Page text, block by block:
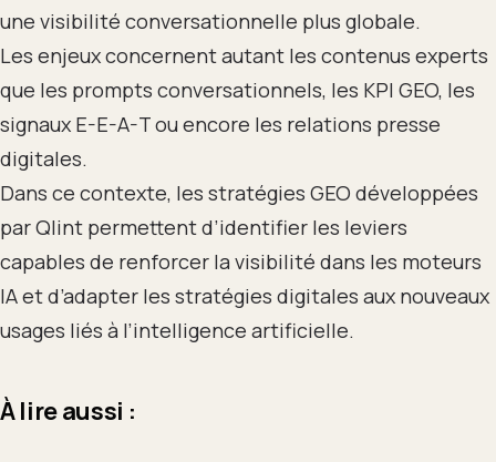
une visibilité conversationnelle plus globale.
Les enjeux concernent autant les contenus experts
que les prompts conversationnels, les KPI GEO, les
signaux E-E-A-T ou encore les relations presse
digitales.
Dans ce contexte, les stratégies GEO développées
par Qlint permettent d’identifier les leviers
capables de renforcer la visibilité dans les moteurs
IA et d’adapter les stratégies digitales aux nouveaux
usages liés à l’intelligence artificielle.
À lire aussi :